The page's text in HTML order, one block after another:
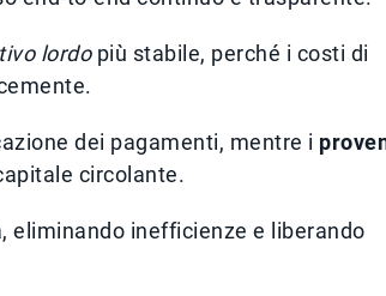
lordopiù stabile, perché i costi di
dei pagamenti, mentre i
circolante.
eliminando inefficienze e liberando